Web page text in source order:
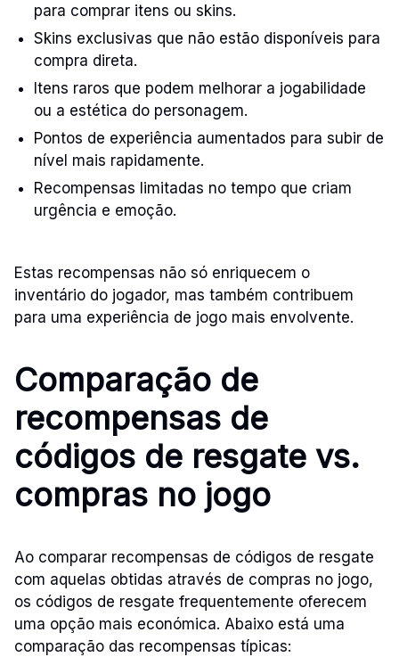
para comprar itens ou skins.
Skins exclusivas que não estão disponíveis para
compra direta.
Itens raros que podem melhorar a jogabilidade
ou a estética do personagem.
Pontos de experiência aumentados para subir de
nível mais rapidamente.
Recompensas limitadas no tempo que criam
urgência e emoção.
Estas recompensas não só enriquecem o
inventário do jogador, mas também contribuem
para uma experiência de jogo mais envolvente.
Comparação de
recompensas de
códigos de resgate vs.
compras no jogo
Ao comparar recompensas de códigos de resgate
com aquelas obtidas através de compras no jogo,
os códigos de resgate frequentemente oferecem
uma opção mais económica. Abaixo está uma
comparação das recompensas típicas: